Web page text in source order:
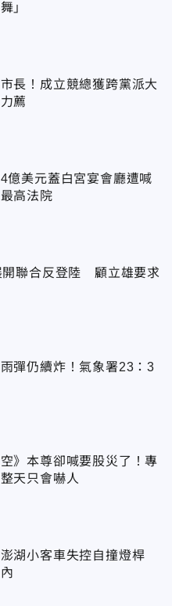
」
長！成立競總獲跨黨派大
薦
億美元蓋白宮宴會廳遭喊
高法院
開聯合反登陸 顧立雄要求
彈仍續炸！氣象署23：3
》本尊卻喊要股災了！專
天只會嚇人
湖小客車失控自撞燈桿